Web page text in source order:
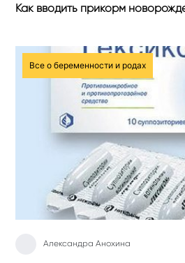
Как вводить прикорм
Все о беременности и родах
Александра Анохина